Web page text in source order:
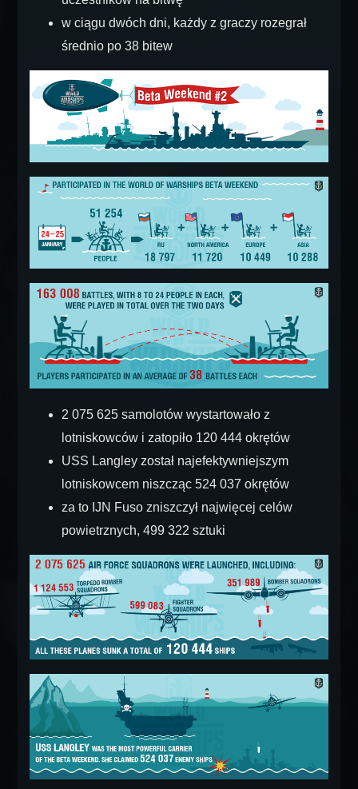
w ciągu dwóch dni, każdy z graczy rozegrał
średnio po 38 bitew
2 075 625 samolotów wystartowało z
lotniskowców i zatopiło 120 444 okrętów
USS Langley został najefektywniejszym
lotniskowcem niszcząc 524 037 okrętów
za to IJN Fuso zniszczył najwięcej celów
powietrznych, 499 322 sztuki